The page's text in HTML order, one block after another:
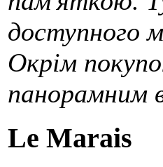
доступного
Окрім
панорамним
Le Marais